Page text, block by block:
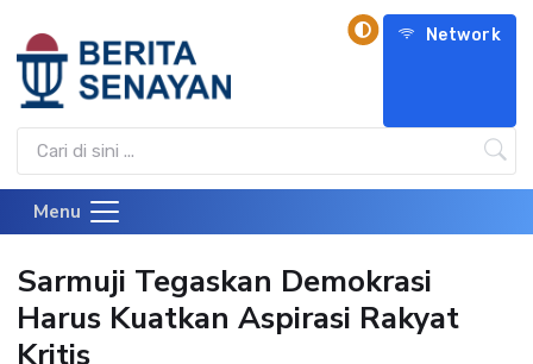
Network
Menu
Sarmuji Tegaskan Demokrasi
Harus Kuatkan Aspirasi Rakyat
Kritis